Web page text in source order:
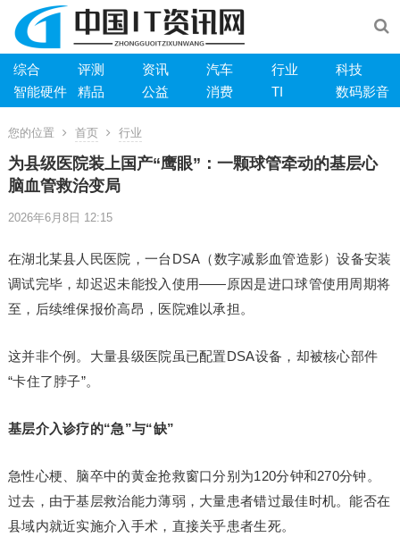
综合 评测 资讯 汽车 行业
科技
智能硬件
精品 公益 消费 TI 数码影音
您的位置 首页 行业
为县级医院装上国产“鹰眼”：一颗球管牵动的基层心
脑血管救治变局
2026年6月8日 12:15
在湖北某县人民医院，一台DSA（数字减影血管造影）设备安装
调试完毕，却迟迟未能投入使用——原因是进口球管使用周期将
至，后续维保报价高昂，医院难以承担。
这并非个例。大量县级医院虽已配置DSA设备，却被核心部件
“卡住了脖子”。
基层介入诊疗的“急”与“缺”
急性心梗、脑卒中的黄金抢救窗口分别为120分钟和270分钟。
过去，由于基层救治能力薄弱，大量患者错过最佳时机。能否在
县域内就近实施介入手术，直接关乎患者生死。